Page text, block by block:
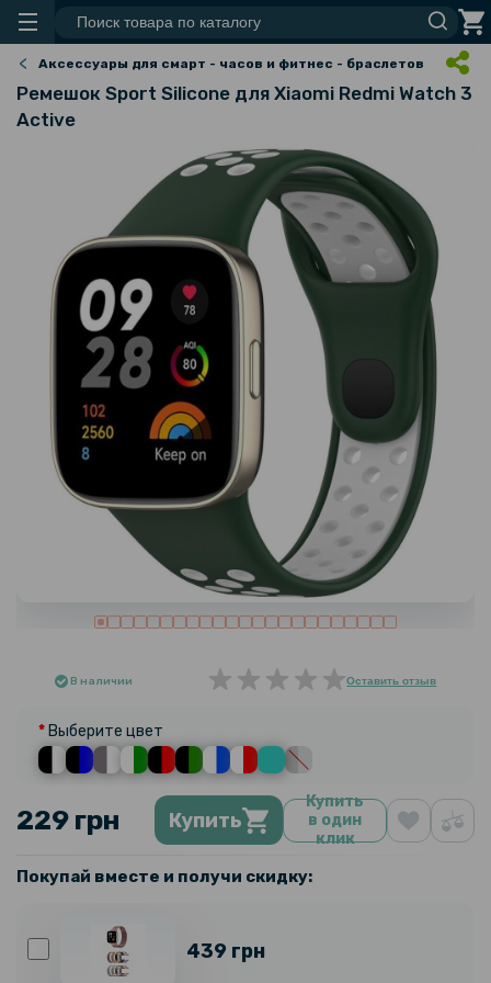
Аксессуары для смарт - часов и фитнес - браслетов
Ремешок Sport Silicone для Xiaomi Redmi Watch 3
Active
В наличии Оставить отзыв
Выберите цвет
229 грн Купить
Купить
в один
клик
Покупай вместе и получи скидку:
439 грн